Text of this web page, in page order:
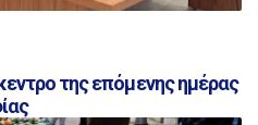
της επόμενης ημέρας